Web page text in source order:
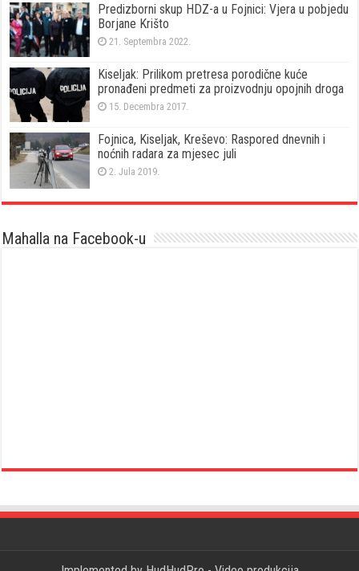
Predizborni skup HDZ-a u Fojnici: Vjera u pobjedu
Borjane Krišto
21. Septembra 2022.
Kiseljak: Prilikom pretresa porodične kuće
pronađeni predmeti za proizvodnju opojnih droga
15. Decembra 2017.
Fojnica, Kiseljak, Kreševo: Raspored dnevnih i
noćnih radara za mjesec juli
2. Jula 2019.
Mahalla na Facebook-u